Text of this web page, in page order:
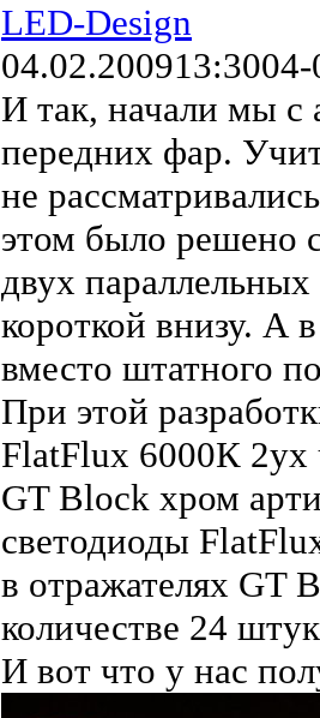
LED-Design
04.02.200913:30
И так, начали мы с
передних фар.
не
этом было решено
двух
короткой внизу. А
вместо штатного
При этой
FlatFlux 6000К 2ух
GT Block хром
светодиоды
в отражателях GT
количестве 24
И вот что у нас